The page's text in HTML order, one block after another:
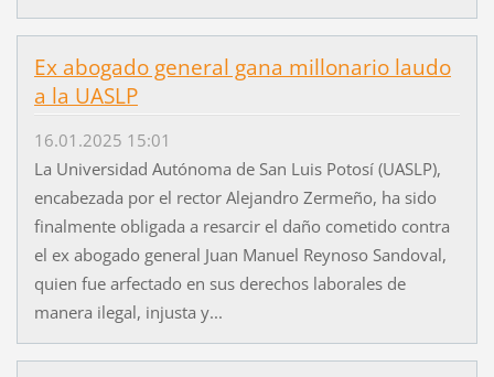
Ex abogado general gana millonario laudo
a la UASLP
16.01.2025 15:01
La Universidad Autónoma de San Luis Potosí (UASLP),
encabezada por el rector Alejandro Zermeño, ha sido
finalmente obligada a resarcir el daño cometido contra
el ex abogado general Juan Manuel Reynoso Sandoval,
quien fue arfectado en sus derechos laborales de
manera ilegal, injusta y...